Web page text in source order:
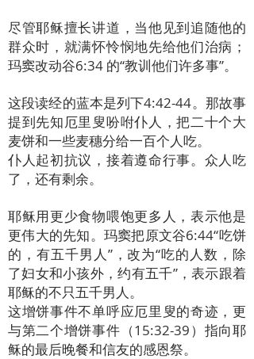
尽管耶稣擅长讲道，当他见到追随他的
群众时，就满怀怜悯地先给他们治病；
玛窦改动谷6:34 的“教训他们许多事”。
这段读经的蓝本是列下4:42-44。那故事
提到先知厄里叟吩咐仆人，把二十个大
麦饼和一些麦穗分给一百个人吃。
仆人起初抗议，接着遵命行事。众人吃
了，还有剩余。
耶稣用更少食物喂饱更多人，表示他是
更伟大的先知。玛窦把原文谷6:44“吃饼
的，有五千男人”，改为“吃的人数，除
了妇女和小孩外，约有五千”，表示跟着
耶稣的不只五千男人。
这增饼事件不单呼应厄里叟的奇迹，更
与第二个增饼事件（15:32-39）指向耶
稣的最后晚餐和信友的感恩祭。